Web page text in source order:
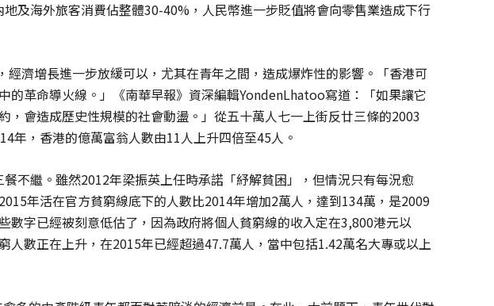
及海外旅客消費佔整體30-40%，人民幣進一步貶值將會向零售業造成下行
經濟增長進一步放緩可以，尤其在青年之間，造成爆炸性的影響。「香港可
的革命導火線。」《南華早報》資深編輯YondenLhatoo寫道：「如果讓它
，會造成歷史性規模的社會動盪。」從五十萬人七一上街反廿三條的2003
年，香港的億萬富翁人數由11人上升四倍至45人。
不繼。雖然2012年梁振英上任時承諾「紓解貧困」，但情況只有每況愈
年活在官方貧窮線底下的人數比2014年增加2萬人，達到134萬，是2009
數字已經被刻意低估了，因為政府將個人貧窮線的收入定在3,800港元以
人數正在上升，在2015年已經超過47.7萬人，當中包括1.42萬名大專或以上